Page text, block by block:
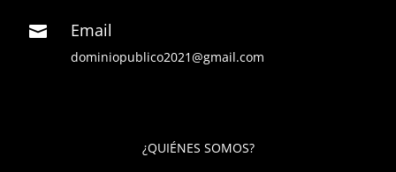
 Email
dominiopublico2021@gmail.com
¿QUIÉNES SOMOS?